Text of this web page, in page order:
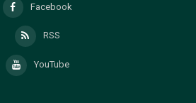
Facebook
RSS
YouTube